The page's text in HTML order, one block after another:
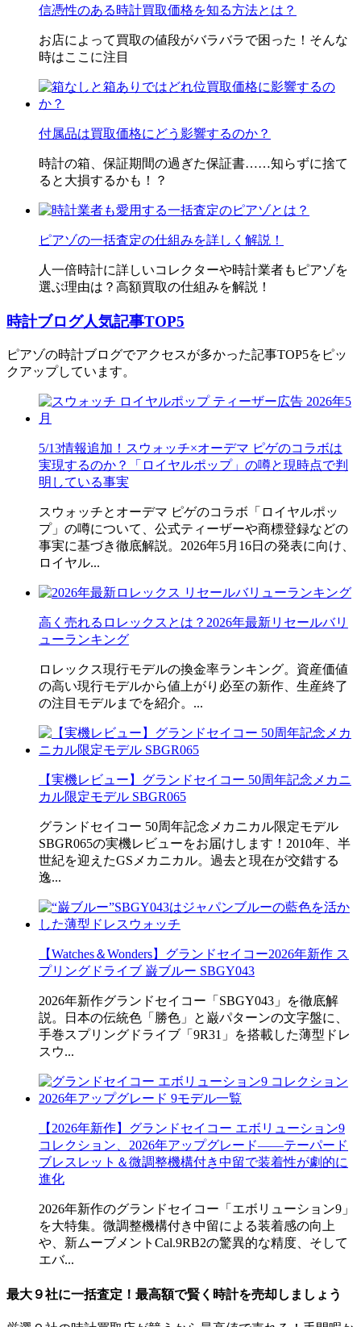
信憑性のある時計買取価格を知る方法とは？
お店によって買取の値段がバラバラで困った！そんな
時はここに注目
付属品は買取価格にどう影響するのか？
時計の箱、保証期間の過ぎた保証書……知らずに捨て
ると大損するかも！？
ピアゾの一括査定の仕組みを詳しく解説！
人一倍時計に詳しいコレクターや時計業者もピアゾを
選ぶ理由は？高額買取の仕組みを解説！
時計ブログ人気記事TOP5
ピアゾの時計ブログでアクセスが多かった記事TOP5をピッ
クアップしています。
5/13情報追加！スウォッチ×オーデマ ピゲのコラボは
実現するのか？「ロイヤルポップ」の噂と現時点で判
明している事実
スウォッチとオーデマ ピゲのコラボ「ロイヤルポッ
プ」の噂について、公式ティーザーや商標登録などの
事実に基づき徹底解説。2026年5月16日の発表に向け、
ロイヤル...
高く売れるロレックスとは？2026年最新リセールバリ
ューランキング
ロレックス現行モデルの換金率ランキング。資産価値
の高い現行モデルから値上がり必至の新作、生産終了
の注目モデルまでを紹介。...
【実機レビュー】グランドセイコー 50周年記念メカニ
カル限定モデル SBGR065
グランドセイコー 50周年記念メカニカル限定モデル
SBGR065の実機レビューをお届けします！2010年、半
世紀を迎えたGSメカニカル。過去と現在が交錯する
逸...
【Watches＆Wonders】グランドセイコー2026年新作 ス
プリングドライブ 巌ブルー SBGY043
2026年新作グランドセイコー「SBGY043」を徹底解
説。日本の伝統色「勝色」と巌パターンの文字盤に、
手巻スプリングドライブ「9R31」を搭載した薄型ドレ
スウ...
【2026年新作】グランドセイコー エボリューション9
コレクション、2026年アップグレード――テーパード
ブレスレット＆微調整機構付き中留で装着性が劇的に
進化
2026年新作のグランドセイコー「エボリューション9」
を大特集。微調整機構付き中留による装着感の向上
や、新ムーブメントCal.9RB2の驚異的な精度、そして
エバ...
最大９社に一括査定！ 最高額で賢く時計を売却しましょう